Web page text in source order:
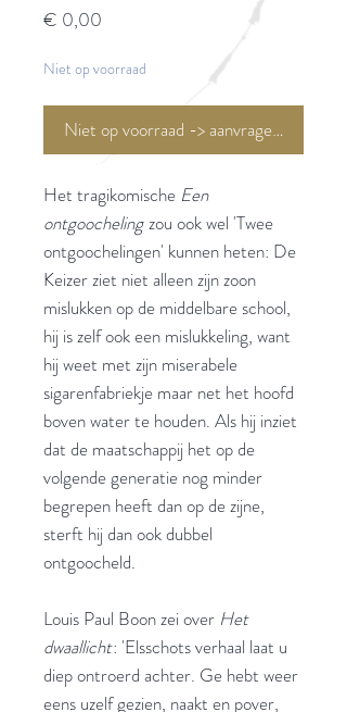
€ 0,00
Niet op voorraad
Niet op voorraad -> aanvragen <-
Het tragikomische Een
ontgoocheling zou ook wel 'Twee
ontgoochelingen' kunnen heten: De
Keizer ziet niet alleen zijn zoon
mislukken op de middelbare school,
hij is zelf ook een mislukkeling, want
hij weet met zijn miserabele
sigarenfabriekje maar net het hoofd
boven water te houden. Als hij inziet
dat de maatschappij het op de
volgende generatie nog minder
begrepen heeft dan op de zijne,
sterft hij dan ook dubbel
ontgoocheld.
Louis Paul Boon zei over Het
dwaallicht: 'Elsschots verhaal laat u
diep ontroerd achter. Ge hebt weer
eens uzelf gezien, naakt en pover,